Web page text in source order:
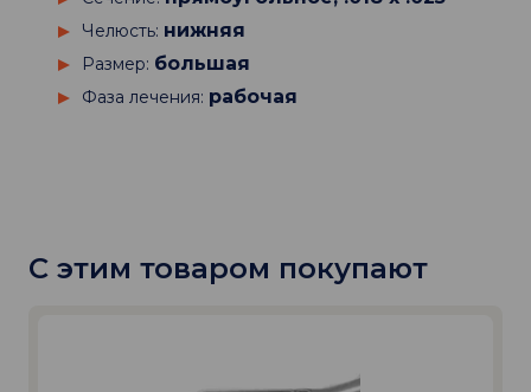
Челюсть: нижняя
Размер: большая
Фаза лечения: рабочая
С этим товаром покупают